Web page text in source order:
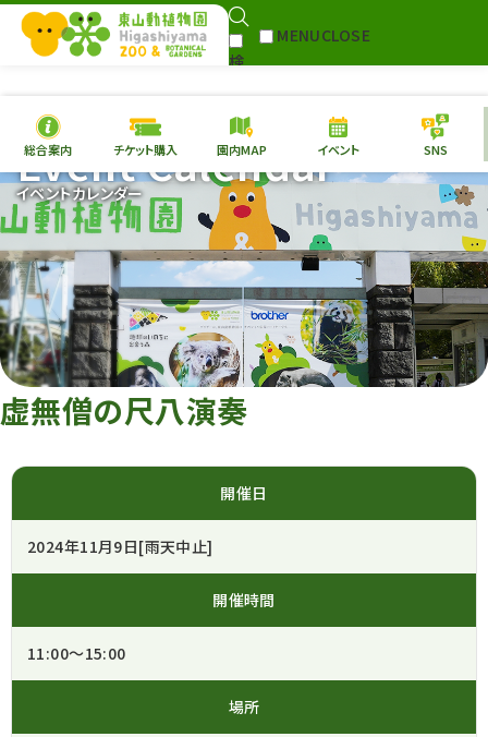
検
MENUCLOSE
本日の開園情報 チケ
園内MAP イベント
総合案内
動物園 植物園
再生プラン
東山動植物園
への支援
Follow
総合案内 チケット購入 園内MAP イベント SNS
イベントカレンダー
Event Calendar
虚無僧の尺八演奏
開催日
2024年11月9日[雨天中止]
開催時間
11:00～15:00
場所